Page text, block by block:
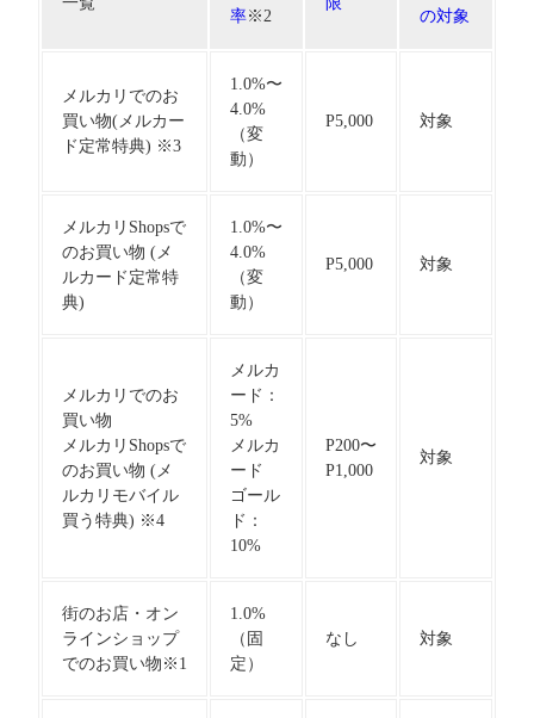
率※2
の対象
メルカリでのお
買い物(メルカー
ド定常特典) ※3
1.0%〜
4.0%
（変
動）
P5,000 対象
メルカリShopsで
のお買い物 (メ
ルカード定常特
典)
1.0%〜
4.0%
（変
動）
P5,000 対象
メルカリでのお
買い物
メルカリShopsで
のお買い物 (メ
ルカリモバイル
買う特典) ※4
メルカ
ード：
5%
メルカ
ード
ゴール
ド：
10%
P200〜
P1,000
対象
街のお店・オン
ラインショップ
でのお買い物※1
1.0%
（固
定）
なし 対象